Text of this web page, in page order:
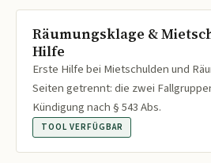
Räumungsklage &
Hilfe
Erste Hilfe bei Mietschulden und
Seiten getrennt: die zwei
Kündigung nach § 543 Abs.
TOOL VERFÜGBAR